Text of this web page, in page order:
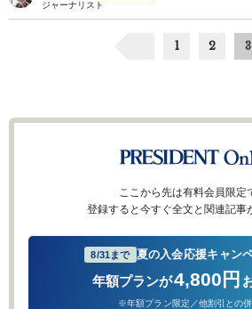
ジャーナリスト
1 2 3
ここから先は有料会員限定
登録すると今すぐ全文と関連記事
8/31まで 夏の入会応援キャン
年額プランが4,800円
※年額プラン限定／他割引との